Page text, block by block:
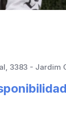
3383 - Jardim